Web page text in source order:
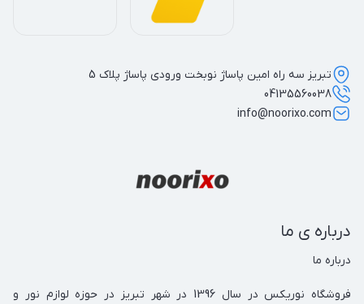
درباره ی ما
تبریز سه راه امین پاساژ نوبخت ورودی پاساژ پلاک 5
04135560038
info@noorixo.com